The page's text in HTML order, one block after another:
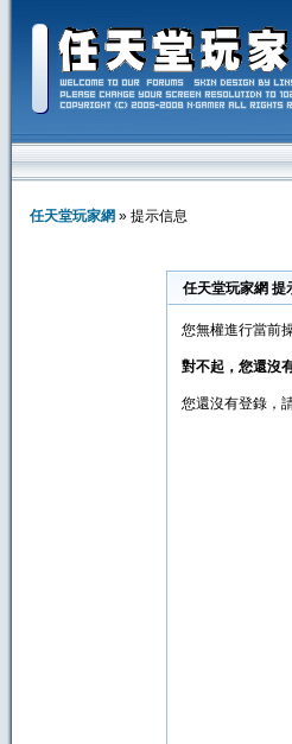
任天堂玩家網 » 提示信息
任天堂玩家網 提
您無權進行當前
對不起，您還沒
您還沒有登錄，